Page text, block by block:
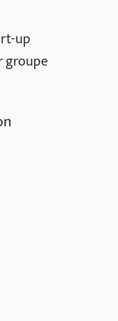
up
groupe